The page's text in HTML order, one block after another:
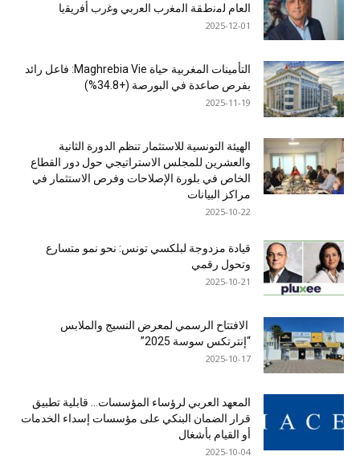
اﻟﻌﺎم ﻟﻣﻧطﻘﺔ اﻟﻣﻐرب اﻟﻌرﺑﻲ وﻏرب أﻓرﯾﻘﯾﺎ
2025-12-01
التأمينات المغربية حياة Maghrebia Vie: فاعل رائد
بفرص صاعدة في البورصة (+34.8%)
2025-11-19
الهيئة التونسية للاستثمار تنظم الدورة الثانية
والعشرين للمجلس الاستراتيجي حول دور القطاع
الخاص في بلورة الإصلاحات وفرص الاستثمار في
مراكز البيانات
2025-10-22
قيادة مزدوجة لبلكسي تونس: نحو نمو متسارع
وتحول رقمي
2025-10-21
الافتتاح الرسمي لمعرض النسيج والملابس
“إنترتكس سوسة 2025”
2025-10-17
المعهد العربي لرؤساء المؤسسات… قابلية تطبيق
قرار الضمان البنكي على مؤسسات إسداء الخدمات
أو القيام بأشغال
2025-10-04